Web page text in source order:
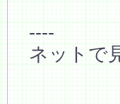
----
ネットで